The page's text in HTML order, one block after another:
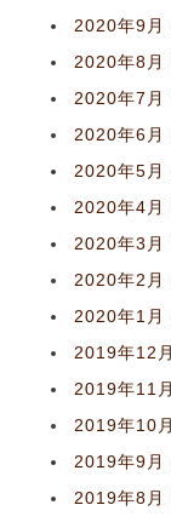
2020年9月
2020年8月
2020年7月
2020年6月
2020年5月
2020年4月
2020年3月
2020年2月
2020年1月
2019年12月
2019年11月
2019年10月
2019年9月
2019年8月